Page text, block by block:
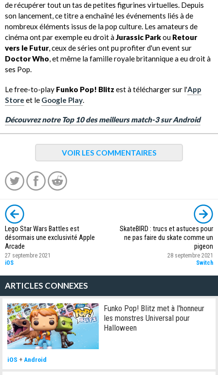
de récupérer tout un tas de petites figurines virtuelles. Depuis
son lancement, ce titre a enchaîné les événements liés à de
nombreux éléments issus de la pop culture. Les amateurs de
cinéma ont par exemple eu droit àJurassic Parkou Retour
vers le Futur, ceux de séries ont pu profiter d'un event sur
Doctor Who, et même la famille royale britannique a eu droit à
ses Pop.
Le free-to-play Funko Pop! Blitz est à télécharger sur l'App
Store et le Google Play
Découvrez notre Top 10 des meilleurs match-3 sur Android
VOIR LES COMMENTAIRES
Lego Star Wars Battles est
désormais une exclusivité Apple
Arcade
27 septembre 2021
iOS
SkateBIRD : trucs et astuces pour
ne pas faire du skate comme un
pigeon
28 septembre 2021
Switch
ARTICLES CONNEXES
Funko Pop! Blitz met à l'honneur
les monstres Universal pour
Halloween
iOS +Android